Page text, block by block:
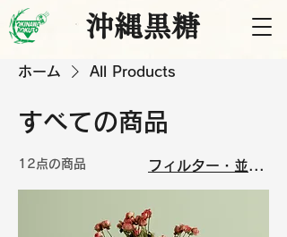
沖縄黒糖
ホーム All Products
すべての商品
12点の商品 フィルター・並び替え